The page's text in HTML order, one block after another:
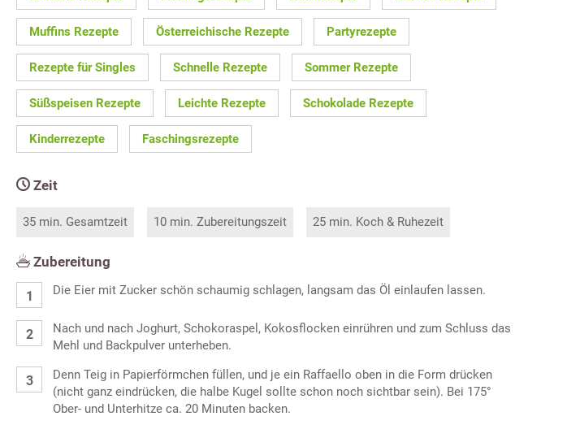
Muffins Rezepte Österreichische Rezepte Partyrezepte
Rezepte für Singles Schnelle Rezepte Sommer Rezepte
Süßspeisen Rezepte Leichte Rezepte Schokolade Rezepte
Kinderrezepte Faschingsrezepte
Zeit
35 min. Gesamtzeit 10 min. Zubereitungszeit 25 min. Koch & Ruhezeit
Zubereitung
Die Eier mit Zucker schön schaumig schlagen, langsam das Öl einlaufen lassen.
Nach und nach Joghurt, Schokoraspel, Kokosflocken einrühren und zum Schluss das
Mehl und Backpulver unterheben.
Denn Teig in Papierförmchen füllen, und je ein Raffaello oben in die Form drücken
(nicht ganz eindrücken, die halbe Kugel sollte schon noch sichtbar sein). Bei 175°
Ober- und Unterhitze ca. 20 Minuten backen.